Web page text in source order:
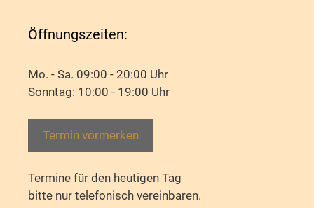
Öffnungszeiten:
Mo. - Sa. 09:00 - 20:00 Uhr
Sonntag: 10:00 - 19:00 Uhr
Termin vormerken
Termine für den heutigen Tag
bitte nur telefonisch vereinbaren.